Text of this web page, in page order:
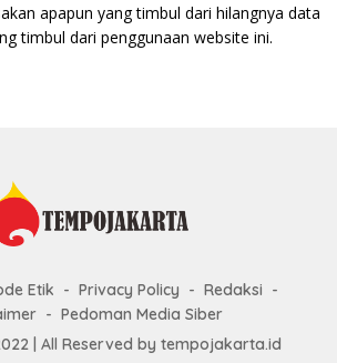
apapun yang timbul dari hilangnya data
timbul dari penggunaan website ini.
Etik Privacy Policy
Redaksi
Pedoman Media Siber
| All Reserved by tempojakarta.id